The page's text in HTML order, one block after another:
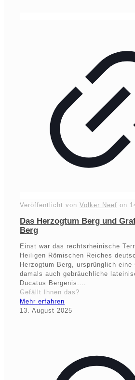
Veröffentlicht von Volker Neef on
Das Herzogtum Berg und
Berg
Einst war das rechtsrheinische
Heiligen Römischen Reiches
Herzogtum Berg, ursprünglich
damals auch gebräuchliche
Ducatus Bergenis.…
Gefällt Ihnen das?
Mehr erfahren
13. August 2025